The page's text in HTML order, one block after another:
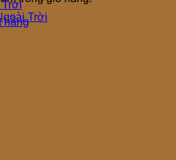
hàng
Trời
Trời